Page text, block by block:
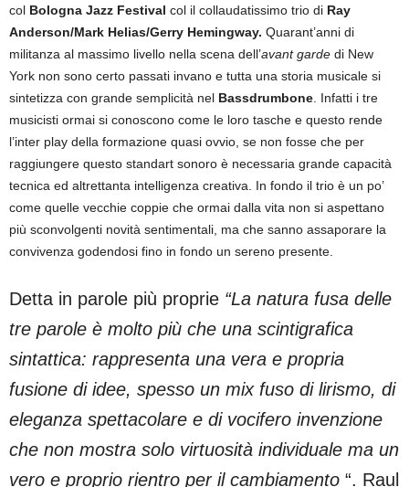
col Bologna Jazz Festival col il collaudatissimo trio di Ray
Anderson/Mark Helias/Gerry Hemingway. Quarant’anni di
militanza al massimo livello nella scena dell’avant garde di New
York non sono certo passati invano e tutta una storia musicale si
sintetizza con grande semplicità nel Bassdrumbone . Infatti i tre
musicisti ormai si conoscono come le loro tasche e questo rende
l’inter play della formazione quasi ovvio, se non fosse che per
raggiungere questo standart sonoro è necessaria grande capacità
tecnica ed altrettanta intelligenza creativa. In fondo il trio è un po’
come quelle vecchie coppie che ormai dalla vita non si aspettano
più sconvolgenti novità sentimentali, ma che sanno assaporare la
convivenza godendosi fino in fondo un sereno presente.
Detta in parole più proprie “La natura fusa delle
tre parole è molto più che una scintigrafica
sintattica: rappresenta una vera e propria
fusione di idee, spesso un mix fuso di lirismo, di
eleganza spettacolare e di vocifero invenzione
che non mostra solo virtuosità individuale ma un
vero e proprio rientro per il cambiamento “. Raul